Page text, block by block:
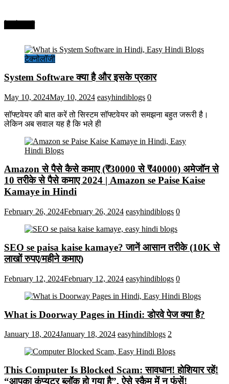
टेक्नोलॉजी
System Software क्या है और इसके प्रकार
May 10, 2024May 10, 2024 easyhindiblogs 0
सॉफ्टवेयर की बात करें तो सिस्टम सॉफ्टवेयर को समझना बहुत जरूरी है।
लेकिन अब सवाल यह है कि भले ही
Amazon से पैसे कैसे कमाए (₹30000 से ₹40000) अमेजॉन से
10 तरीके से पैसे कमाए 2024 | Amazon se Paise Kaise
Kamaye in Hindi
February 26, 2024February 26, 2024 easyhindiblogs 0
SEO se paisa kaise kamaye? जानें आसान तरीके (10K से
लाखों रुपए/महीने कमाए)
February 12, 2024February 12, 2024 easyhindiblogs 0
What is Doorway Pages in Hindi: डोरवे पेज क्या है?
January 18, 2024January 18, 2024 easyhindiblogs 2
This Computer Is Blocked Scam: सावधान! होशियार रहें!
“आपका कंप्यूटर ब्लॉक हो गया है”, ऐसे स्कैम में न फंसें!